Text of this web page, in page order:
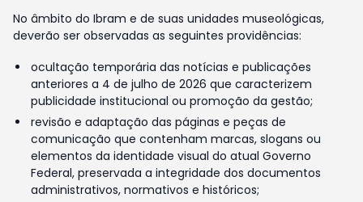
No âmbito do Ibram e de suas unidades museológicas,
deverão ser observadas as seguintes providências:
ocultação temporária das notícias e publicações
anteriores a 4 de julho de 2026 que caracterizem
publicidade institucional ou promoção da gestão;
revisão e adaptação das páginas e peças de
comunicação que contenham marcas, slogans ou
elementos da identidade visual do atual Governo
Federal, preservada a integridade dos documentos
administrativos, normativos e históricos;